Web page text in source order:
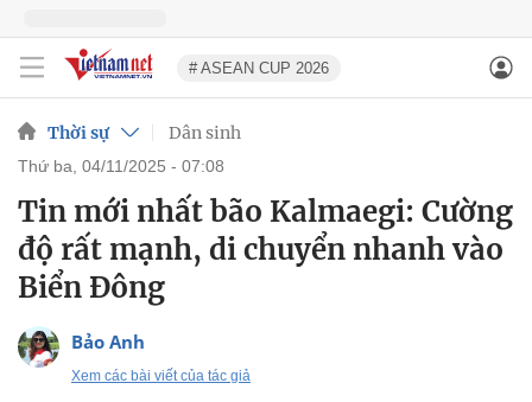
# ASEAN CUP 2026
Thời sự Dân sinh
thứ ba, 04/11/2025 - 07:08
Tin mới nhất bão Kalmaegi: Cường
độ rất mạnh, di chuyển nhanh vào
Biển Đông
Bảo Anh
Xem các bài viết của tác giả